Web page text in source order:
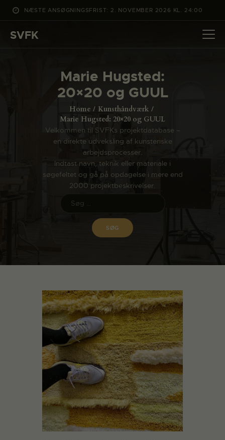
NÆSTE ANSØGNINGSFRIST: 2. NOVEMBER 2026 KL. 24:00
SVFK
Marie Hugsted:
20×20 og GUUL
Home
Kunsthåndværk
Marie Hugsted: 20×20 og GUUL
Velkommen til SVFKs projektdatabase –
en direkte udveksling af kunsteriske
arbejdsprocesser.
Indtast navn, teknik eller materiale i
søgefeltet og gå på opdagelse i mere end
2000 projektbeskrivelser.
DET SKER
PROJEKTER
ANSØG
OM SVFK
ENGLISH